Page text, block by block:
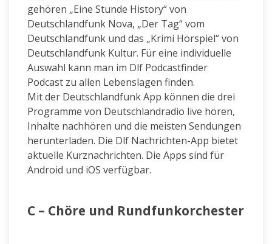
gehören „Eine Stunde History“ von
Deutschlandfunk Nova, „Der Tag“ vom
Deutschlandfunk und das „Krimi Hörspiel“ von
Deutschlandfunk Kultur. Für eine individuelle
Auswahl kann man im Dlf Podcastfinder
Podcast zu allen Lebenslagen finden.
Mit der Deutschlandfunk App können die drei
Programme von Deutschlandradio live hören,
Inhalte nachhören und die meisten Sendungen
herunterladen. Die Dlf Nachrichten-App bietet
aktuelle Kurznachrichten. Die Apps sind für
Android und iOS verfügbar.
C – Chöre und Rundfunkorchester